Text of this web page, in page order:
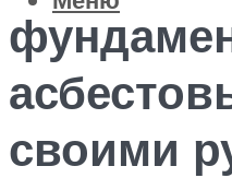
своими